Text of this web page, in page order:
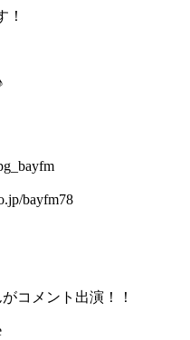
！
bayfm78
コメント出演！！